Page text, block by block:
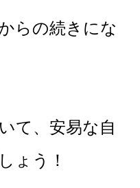
らの続きにな
て、安易な自
ょう！